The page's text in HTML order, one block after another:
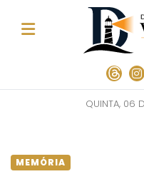
QUINTA, 06
MEMÓRIA